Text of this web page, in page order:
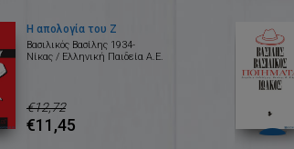
Η απολογία του Ζ
Βασιλικός Βασίλης 1934-
Νίκας / Ελληνική Παιδεία Α.Ε.
€12,72
€11,45